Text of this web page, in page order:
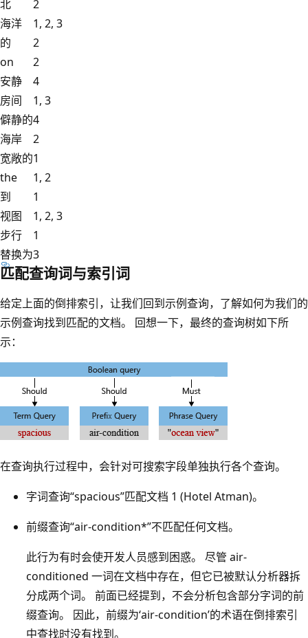
北
2
海洋
1, 2, 3
的
2
on
2
安静
4
房间
1, 3
僻静的4
海岸
2
宽敞的1
the
1, 2
到
1
视图
1, 2, 3
步行
1
替换为3
匹配查询词与索引词
给定上面的倒排索引，让我们回到示例查询，了解如何为我们的
示例查询找到匹配的文档。 回想一下，最终的查询树如下所
示：
在查询执行过程中，会针对可搜索字段单独执行各个查询。
字词查询“spacious”匹配文档 1 (Hotel Atman)。
前缀查询“air-condition*”不匹配任何文档。
此行为有时会使开发人员感到困惑。 尽管 air-
conditioned 一词在文档中存在，但它已被默认分析器拆
分成两个词。 前面已经提到，不会分析包含部分字词的前
缀查询。 因此，前缀为‘air-condition’的术语在倒排索引
中查找时没有找到。